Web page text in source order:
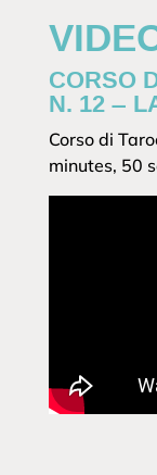
CORSO
N. 12 –
Corso di
minutes, 50